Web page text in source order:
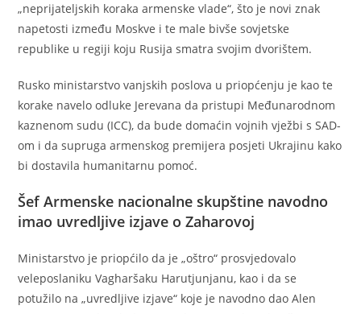
„neprijateljskih koraka armenske vlade“, što je novi znak
napetosti između Moskve i te male bivše sovjetske
republike u regiji koju Rusija smatra svojim dvorištem.
Rusko ministarstvo vanjskih poslova u priopćenju je kao te
korake navelo odluke Jerevana da pristupi Međunarodnom
kaznenom sudu (ICC), da bude domaćin vojnih vježbi s SAD-
om i da supruga armenskog premijera posjeti Ukrajinu kako
bi dostavila humanitarnu pomoć.
Šef Armenske nacionalne skupštine navodno
imao uvredljive izjave o Zaharovoj
Ministarstvo je priopćilo da je „oštro“ prosvjedovalo
veleposlaniku Vagharšaku Harutjunjanu, kao i da se
potužilo na „uvredljive izjave“ koje je navodno dao Alen